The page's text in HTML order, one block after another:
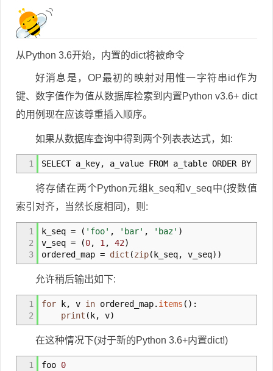
从Python 3.6开始，内置的dict将被命令
好消息是，OP最初的映射对用惟一字符串id作为
键、数字值作为值从数据库检索到内置Python v3.6+ dict
的用例现在应该尊重插入顺序。
如果从数据库查询中得到两个列表表达式，如:
1 SELECT a_key, a_value FROM a_table ORDER BY
将存储在两个Python元组k_seq和v_seq中(按数值
索引对齐，当然长度相同)，则:
1
2
3
k_seq = ( 'foo' , 'bar' , 'baz' )
v_seq = (0, 1 , 42)
ordered_map = dict (zip( k_seq, v_seq) )
允许稍后输出如下:
1
2
for k, v in ordered_map. items ( ) :
print ( k, v)
在这种情况下(对于新的Python 3.6+内置dict!)
1
foo 0